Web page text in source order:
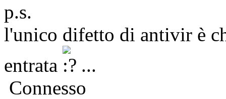
p.s.
l'unico difetto di antivir è
entrata
...
Connesso